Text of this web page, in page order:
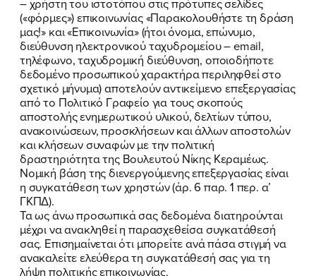
(«φόρμες») επικοινωνίας «Παρακολουθήστε τη δράση
μας!» και «Επικοινωνία» (ήτοι όνομα, επώνυμο,
διεύθυνση ηλεκτρονικού ταχυδρομείου – email,
τηλέφωνο, ταχυδρομική διεύθυνση, οποιοδήποτε
δεδομένο προσωπικού χαρακτήρα περιληφθεί στο
σχετικό μήνυμα) αποτελούν αντικείμενο επεξεργασίας
από το Πολιτικό Γραφείο για τους σκοπούς
αποστολής ενημερωτικού υλικού, δελτίων τύπου,
ανακοινώσεων, προσκλήσεων και άλλων αποστολών
και κλήσεων συναφών με την πολιτική
δραστηριότητα της Βουλευτού Νίκης Κεραμέως.
Νομική βάση της διενεργούμενης επεξεργασίας είναι
η συγκατάθεση των χρηστών (άρ. 6 παρ. 1 περ. α’
ΓΚΠΔ).
Τα ως άνω προσωπικά σας δεδομένα διατηρούνται
μέχρι να ανακληθεί η παρασχεθείσα συγκατάθεσή
σας. Επισημαίνεται ότι μπορείτε ανά πάσα στιγμή να
ανακαλείτε ελεύθερα τη συγκατάθεσή σας για τη
λήψη πολιτικής επικοινωνίας.